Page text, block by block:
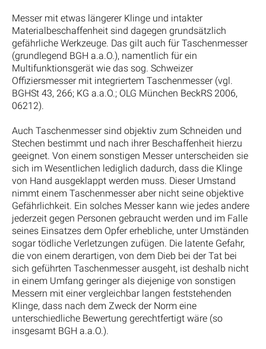
Messer mit etwas längerer Klinge und intakter
Materialbeschaffenheit sind dagegen grundsätzlich
gefährliche Werkzeuge. Das gilt auch für Taschenmesser
(grundlegend BGH a.a.O.), namentlich für ein
Multifunktionsgerät wie das sog. Schweizer
Offiziersmesser mit integriertem Taschenmesser (vgl.
BGHSt 43, 266; KG a.a.O.; OLG München BeckRS 2006,
06212).
Auch Taschenmesser sind objektiv zum Schneiden und
Stechen bestimmt und nach ihrer Beschaffenheit hierzu
geeignet. Von einem sonstigen Messer unterscheiden sie
sich im Wesentlichen lediglich dadurch, dass die Klinge
von Hand ausgeklappt werden muss. Dieser Umstand
nimmt einem Taschenmesser aber nicht seine objektive
Gefährlichkeit. Ein solches Messer kann wie jedes andere
jederzeit gegen Personen gebraucht werden und im Falle
seines Einsatzes dem Opfer erhebliche, unter Umständen
sogar tödliche Verletzungen zufügen. Die latente Gefahr,
die von einem derartigen, von dem Dieb bei der Tat bei
sich geführten Taschenmesser ausgeht, ist deshalb nicht
in einem Umfang geringer als diejenige von sonstigen
Messern mit einer vergleichbar langen feststehenden
Klinge, dass nach dem Zweck der Norm eine
unterschiedliche Bewertung gerechtfertigt wäre (so
insgesamt BGH a.a.O.).